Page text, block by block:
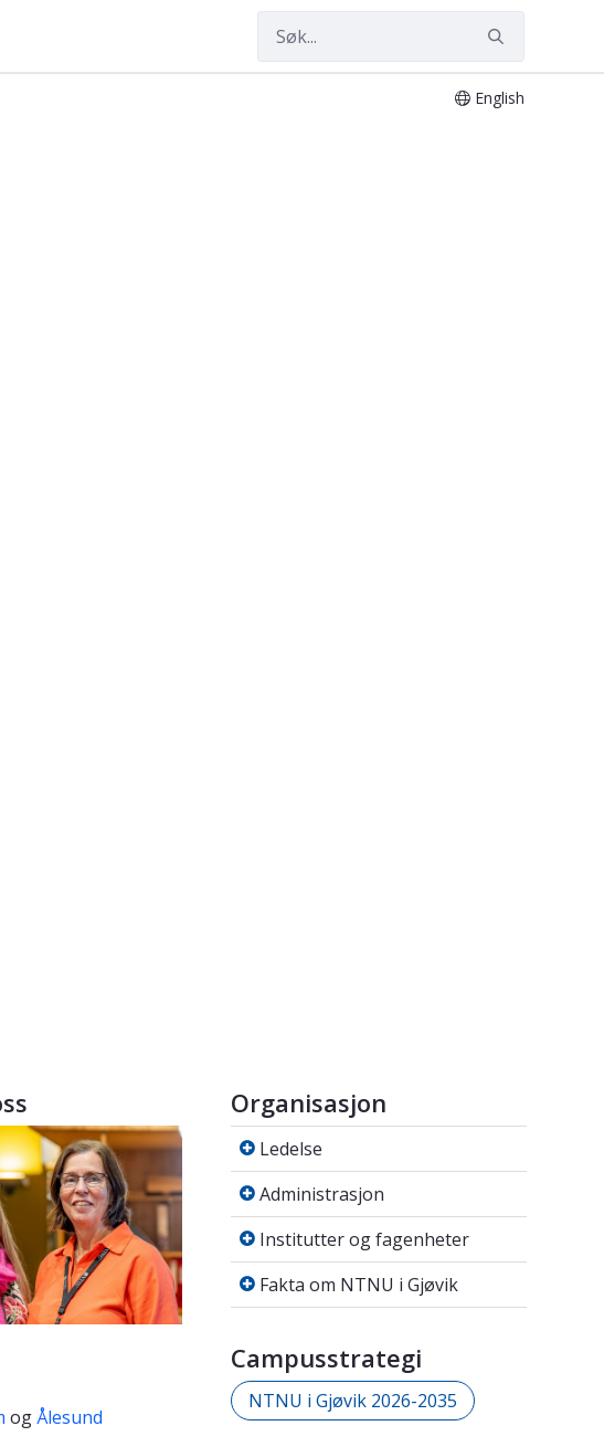
English
ogÅlesund
Organisasjon
Ledelse
Ledelse
Administrasjon
Administrasjon
Institutter og fagenheter
Institutter og fagenheter
Fakta om NTNU i Gjøvik
Fakta om NTNU i Gjøvik
Campusstrategi
NTNU i Gjøvik 2026-2035